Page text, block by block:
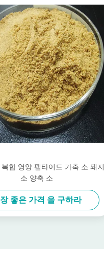
합 영양 펩타이드 가축 소 돼지
소 양축 소
좋은 가격 을 구하라